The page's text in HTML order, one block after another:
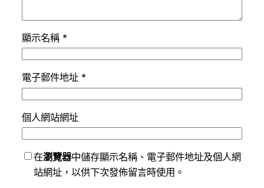
顯示名稱 *
電子郵件地址 *
個人網站網址
在瀏覽器中儲存顯示名稱、電子郵件地址及個人網
站網址，以供下次發佈留言時使用。